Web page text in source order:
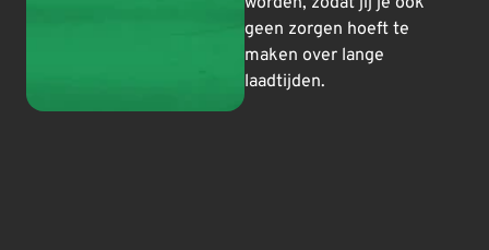
geen zorgen hoeft te
maken over lange
laadtijden.